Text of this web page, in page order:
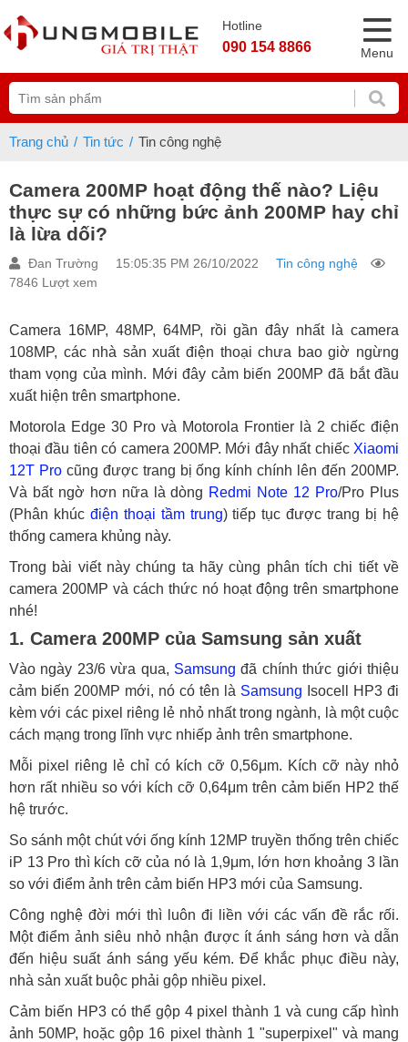
Hotline
090 154 8866 Menu
Trang chủ Tin tức Tin công nghệ
Camera 200MP hoạt động thế nào? Liệu
thực sự có những bức ảnh 200MP hay chỉ
là lừa dối?
Đan Trường 15:05:35 PM 26/10/2022
Tin công nghệ
7846 Lượt xem
Camera 16MP, 48MP, 64MP, rồi gần đây nhất là camera
108MP, các nhà sản xuất điện thoại chưa bao giờ ngừng
tham vọng của mình. Mới đây cảm biến 200MP đã bắt đầu
xuất hiện trên smartphone.
Motorola Edge 30 Pro và Motorola Frontier là 2 chiếc điện
thoại đầu tiên có camera 200MP. Mới đây nhất chiếc Xiaomi
12T Procũng được trang bị ống kính chính lên đến 200MP.
Và bất ngờ hơn nữa là dòng Redmi Note 12 Pro/Pro Plus
(Phân khúc điện thoại tầm trung) tiếp tục được trang bị hệ
thống camera khủng này.
Trong bài viết này chúng ta hãy cùng phân tích chi tiết về
camera 200MP và cách thức nó hoạt động trên smartphone
nhé!
1. Camera 200MP của Samsung sản xuất
Vào ngày 23/6 vừa qua, Samsung đã chính thức giới thiệu
cảm biến 200MP mới, nó có tên là Samsung Isocell HP3 đi
kèm với các pixel riêng lẻ nhỏ nhất trong ngành, là một cuộc
cách mạng trong lĩnh vực nhiếp ảnh trên smartphone.
Mỗi pixel riêng lẻ chỉ có kích cỡ 0,56μm. Kích cỡ này nhỏ
hơn rất nhiều so với kích cỡ 0,64μm trên cảm biến HP2 thế
hệ trước.
So sánh một chút với ống kính 12MP truyền thống trên chiếc
iP 13 Pro thì kích cỡ của nó là 1,9μm, lớn hơn khoảng 3 lần
so với điểm ảnh trên cảm biến HP3 mới của Samsung.
Công nghệ đời mới thì luôn đi liền với các vấn đề rắc rối.
Một điểm ảnh siêu nhỏ nhận được ít ánh sáng hơn và dẫn
đến hiệu suất ánh sáng yếu kém. Để khắc phục điều này,
nhà sản xuất buộc phải gộp nhiều pixel.
Cảm biến HP3 có thể gộp 4 pixel thành 1 và cung cấp hình
ảnh 50MP, hoặc gộp 16 pixel thành 1 "superpixel" và mang